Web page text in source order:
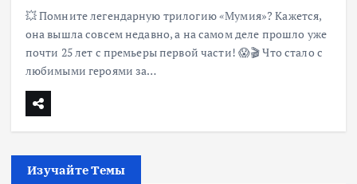
💥 Помните легендарную трилогию «Мумия»? Кажется,
она вышла совсем недавно, а на самом деле прошло уже
почти 25 лет с премьеры первой части! 😱🎬 Что стало с
любимыми героями за…
Изучайте Темы